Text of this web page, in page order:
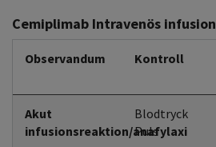
Cemiplimab Intravenös infusion
Observandum Kontroll
Akut
infusionsreaktion/anafylaxi
Blodtryck
Puls